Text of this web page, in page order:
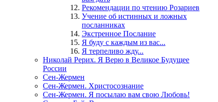
Рекомендации по чтению Розариев
Учение об истинных и ложных
посланниках
Экстренное Послание
Я буду с каждым из вас...
Я терпеливо жду...
Николай Рерих. Я Верю в Великое Будущее
России
Сен-Жермен
Сен-Жермен. Христосознание
Сен-Жермен. Я посылаю вам свою Любовь!